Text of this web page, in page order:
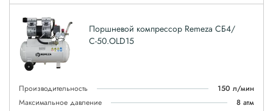
Поршневой компрессор Remeza СБ4/
С-50.OLD15
Производительность
150 л/мин
Максимальное давление
8 атм